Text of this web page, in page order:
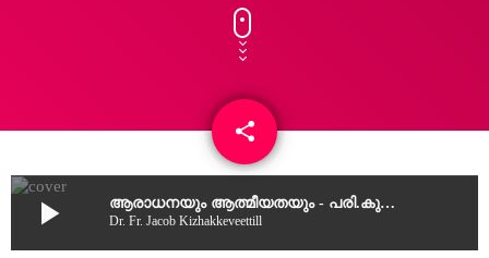
share
email
play_arrow ആരാധനയും ആത്മീയതയും - പരി.കുർബ്ബാനയിലെ കൂദാശാ ഭാ​ഗം രണ്ടാം ഗ്ഹാന്ത വൃത്തം Part 3
Dr. Fr. Jacob Kizhakkeveettill